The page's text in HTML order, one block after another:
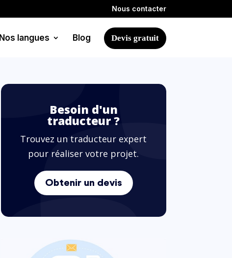
Nous contacter
Nos langues Blog Devis gratuit
Besoin d'un
traducteur ?
Trouvez un traducteur expert
pour réaliser votre projet.
Obtenir un devis